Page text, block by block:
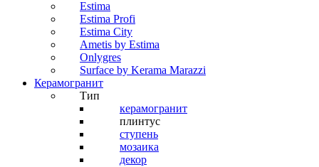
Estima
Estima Profi
Estima City
Ametis by Estima
Onlygres
Surface by Kerama Marazzi
Керамогранит
Тип
керамогранит
плинтус
ступень
мозаика
декор